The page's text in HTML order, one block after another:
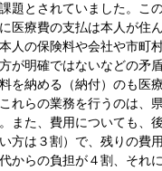
題とされていました。こ
医療費の支払は本人が住
人の保険料や会社や市町
が明確ではないなどの矛
を納める（納付）のも医
れらの業務を行うのは、
また、費用についても、
方は３割）で、残りの費
からの負担が４割、それ